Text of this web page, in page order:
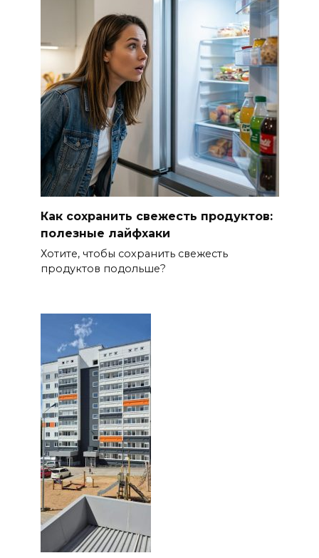
Как сохранить свежесть продуктов:
полезные лайфхаки
Хотите, чтобы сохранить свежесть
продуктов подольше?